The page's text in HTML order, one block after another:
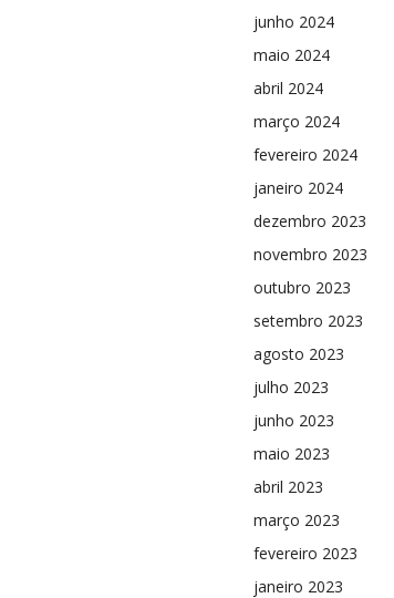
junho 2024
maio 2024
abril 2024
março 2024
fevereiro 2024
janeiro 2024
dezembro 2023
novembro 2023
outubro 2023
setembro 2023
agosto 2023
julho 2023
junho 2023
maio 2023
abril 2023
março 2023
fevereiro 2023
janeiro 2023